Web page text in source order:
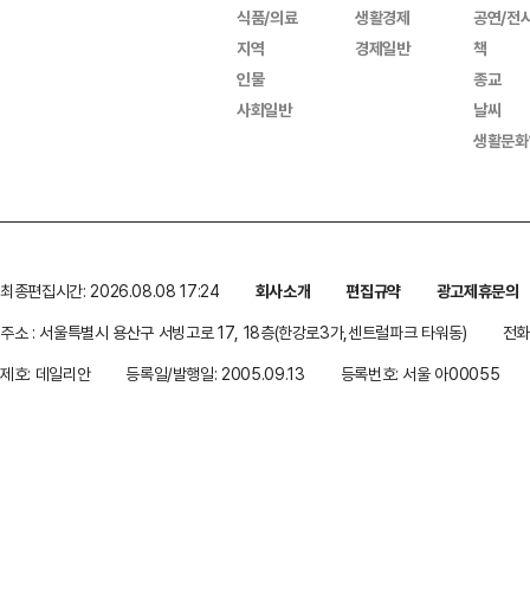
식품/의료
지역
인물
사회일반
생활경제
경제일반
공연/전
책
종교
날씨
생활문
최종편집시간: 2026.08.08 17:24 회사소개 편집규약
광고제휴문의
주소 : 서울특별시 용산구 서빙고로 17, 18층(한강로3가,센트럴파크 타워동)
전
제호: 데일리안
등록일/발행일: 2005.09.13 등록번호: 서울 아00055